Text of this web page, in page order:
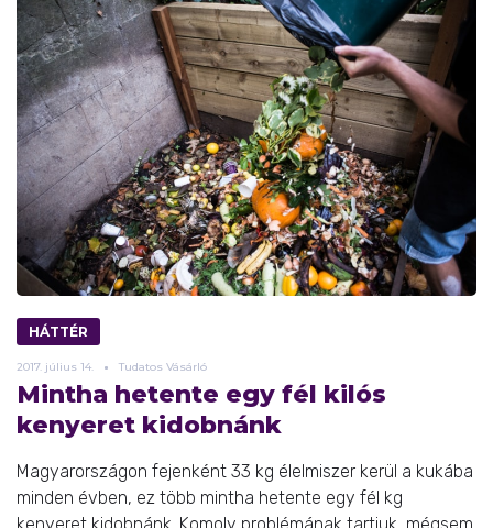
HÁTTÉR
2017. július 14. Tudatos Vásárló
Mintha hetente egy fél kilós
kenyeret kidobnánk
Magyarországon fejenként 33 kg élelmiszer kerül a kukába
minden évben, ez több mintha hetente egy fél kg